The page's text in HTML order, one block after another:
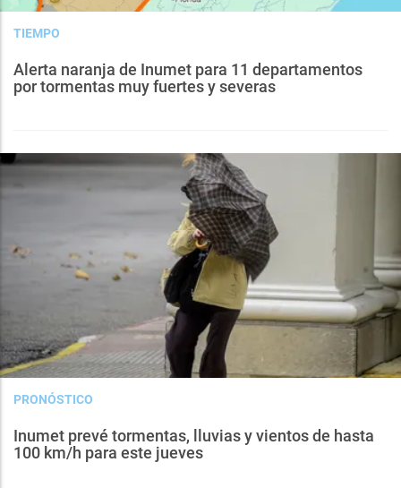
TIEMPO
Alerta naranja de Inumet para 11 departamentos
por tormentas muy fuertes y severas
PRONÓSTICO
Inumet prevé tormentas, lluvias y vientos de hasta
100 km/h para este jueves